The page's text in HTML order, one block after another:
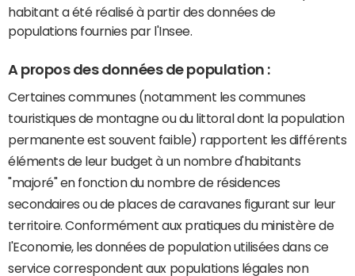
habitant a été réalisé à partir des données de
populations fournies par l'Insee.
A propos des données de population :
Certaines communes (notamment les communes
touristiques de montagne ou du littoral dont la population
permanente est souvent faible) rapportent les différents
éléments de leur budget à un nombre d'habitants
"majoré" en fonction du nombre de résidences
secondaires ou de places de caravanes figurant sur leur
territoire. Conformément aux pratiques du ministère de
l'Economie, les données de population utilisées dans ce
service correspondent aux populations légales non